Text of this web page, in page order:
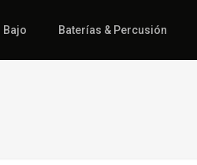
Bajo Baterías & Percusión